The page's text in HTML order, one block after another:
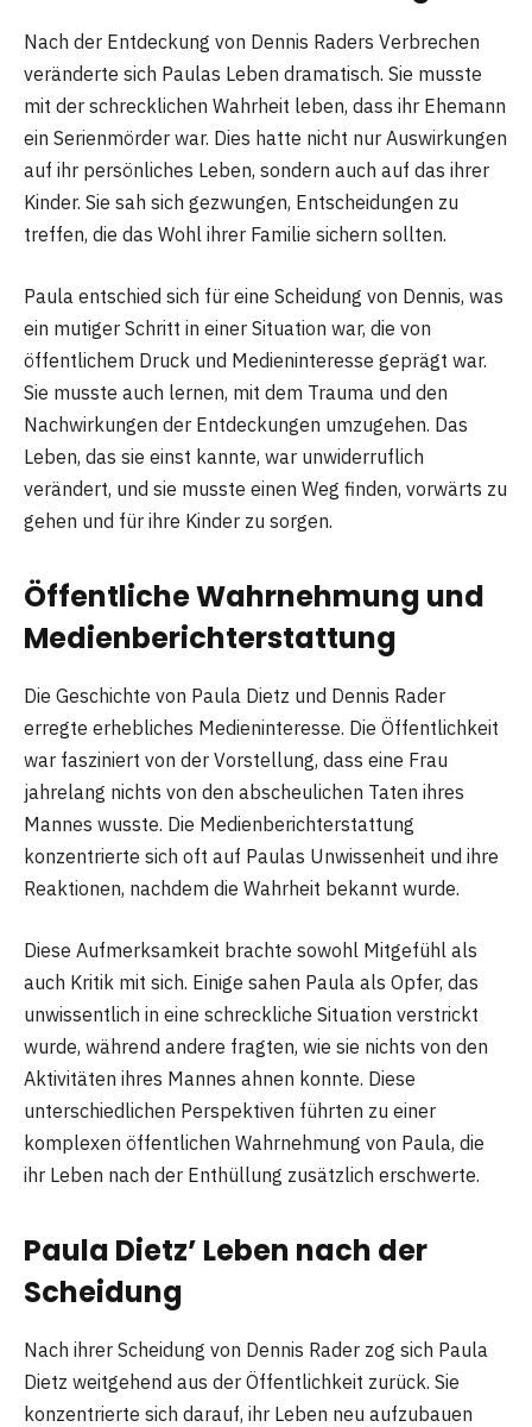
Nach der Entdeckung von Dennis Raders Verbrechen
veränderte sich Paulas Leben dramatisch. Sie musste
mit der schrecklichen Wahrheit leben, dass ihr Ehemann
ein Serienmörder war. Dies hatte nicht nur Auswirkungen
auf ihr persönliches Leben, sondern auch auf das ihrer
Kinder. Sie sah sich gezwungen, Entscheidungen zu
treffen, die das Wohl ihrer Familie sichern sollten.
Paula entschied sich für eine Scheidung von Dennis, was
ein mutiger Schritt in einer Situation war, die von
öffentlichem Druck und Medieninteresse geprägt war.
Sie musste auch lernen, mit dem Trauma und den
Nachwirkungen der Entdeckungen umzugehen. Das
Leben, das sie einst kannte, war unwiderruflich
verändert, und sie musste einen Weg finden, vorwärts zu
gehen und für ihre Kinder zu sorgen.
Öffentliche Wahrnehmung und
Medienberichterstattung
Die Geschichte von Paula Dietz und Dennis Rader
erregte erhebliches Medieninteresse. Die Öffentlichkeit
war fasziniert von der Vorstellung, dass eine Frau
jahrelang nichts von den abscheulichen Taten ihres
Mannes wusste. Die Medienberichterstattung
konzentrierte sich oft auf Paulas Unwissenheit und ihre
Reaktionen, nachdem die Wahrheit bekannt wurde.
Diese Aufmerksamkeit brachte sowohl Mitgefühl als
auch Kritik mit sich. Einige sahen Paula als Opfer, das
unwissentlich in eine schreckliche Situation verstrickt
wurde, während andere fragten, wie sie nichts von den
Aktivitäten ihres Mannes ahnen konnte. Diese
unterschiedlichen Perspektiven führten zu einer
komplexen öffentlichen Wahrnehmung von Paula, die
ihr Leben nach der Enthüllung zusätzlich erschwerte.
Paula Dietz’ Leben nach der
Scheidung
Nach ihrer Scheidung von Dennis Rader zog sich Paula
Dietz weitgehend aus der Öffentlichkeit zurück. Sie
konzentrierte sich darauf, ihr Leben neu aufzubauen